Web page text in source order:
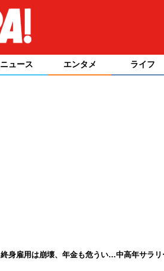
ニュース エンタメ ライフ
終身雇用は崩壊、年金も危うい…中高年サラリ